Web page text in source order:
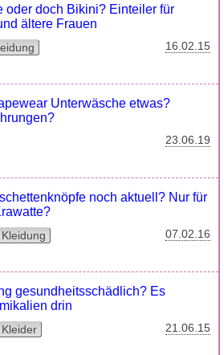
oder doch Bikini? Einteiler für
ältere Frauen
16.02.15
Unterwäsche etwas?
23.06.19
noch aktuell? Nur für
Kleidung 07.02.16
gesundheitsschädlich? Es
drin
Kleider 21.06.15